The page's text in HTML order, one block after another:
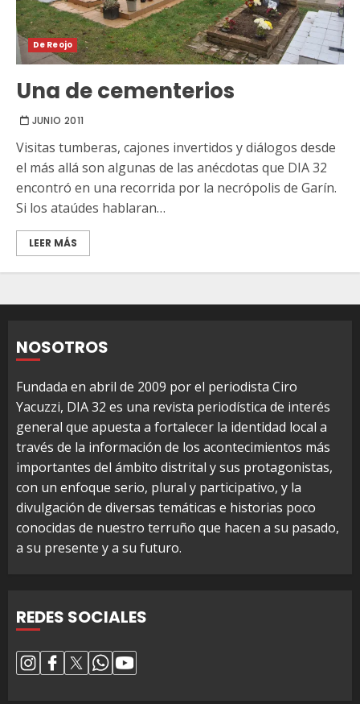
De Reojo
Una de cementerios
JUNIO 2011
Visitas tumberas, cajones invertidos y diálogos desde
el más allá son algunas de las anécdotas que DIA 32
encontró en una recorrida por la necrópolis de Garín.
Si los ataúdes hablaran…
LEER MÁS
NOSOTROS
Fundada en abril de 2009 por el periodista Ciro
Yacuzzi, DIA 32 es una revista periodística de interés
general que apuesta a fortalecer la identidad local a
través de la información de los acontecimientos más
importantes del ámbito distrital y sus protagonistas,
con un enfoque serio, plural y participativo, y la
divulgación de diversas temáticas e historias poco
conocidas de nuestro terruño que hacen a su pasado,
a su presente y a su futuro.
REDES SOCIALES